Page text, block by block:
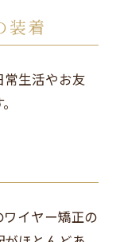
装着
生活やお友
イヤー矯正の